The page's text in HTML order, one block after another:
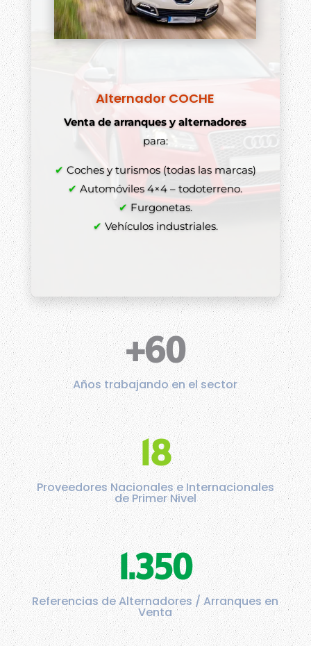
Alternador COCHE
Venta de arranques y alternadores
para:
✔ Coches y turismos (todas las marcas)
✔ Automóviles 4×4 – todoterreno.
✔ Furgonetas.
✔ Vehículos industriales.
+60
Años trabajando en el sector
18
Proveedores Nacionales e Internacionales
de Primer Nivel
1.350
Referencias de Alternadores / Arranques en
Venta